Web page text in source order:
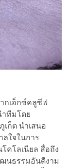
กเอ็กซ์คลูซีฟ
ทีมโดย
เก็ต นำเสนอ
ใจในการ
คโลเนียล สื่อถึง
นธรรมอันดีงาม